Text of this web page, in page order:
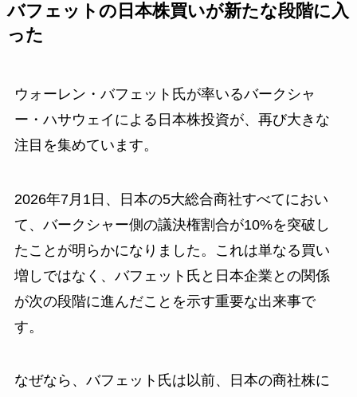
バフェットの日本株買いが新たな段階に入
った
ウォーレン・バフェット氏が率いるバークシャ
ー・ハサウェイによる日本株投資が、再び大きな
注目を集めています。
2026年7月1日、日本の5大総合商社すべてにおい
て、バークシャー側の議決権割合が10%を突破し
たことが明らかになりました。これは単なる買い
増しではなく、バフェット氏と日本企業との関係
が次の段階に進んだことを示す重要な出来事で
す。
なぜなら、バフェット氏は以前、日本の商社株に